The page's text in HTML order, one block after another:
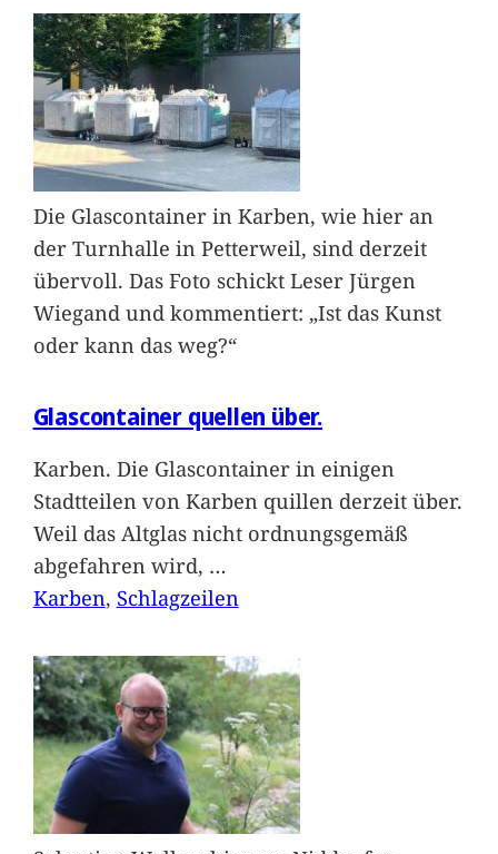
Die Glascontainer in Karben, wie hier an
der Turnhalle in Petterweil, sind derzeit
übervoll. Das Foto schickt Leser Jürgen
Wiegand und kommentiert: „Ist das Kunst
oder kann das weg?“
Glascontainer quellen über.
Karben. Die Glascontainer in einigen
Stadtteilen von Karben quillen derzeit über.
Weil das Altglas nicht ordnungsgemäß
abgefahren wird, …
Karben, Schlagzeilen